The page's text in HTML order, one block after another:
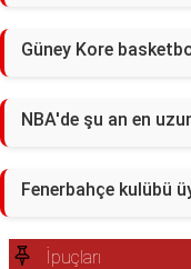
Güney Kore
NBA'de şu an en
Fenerbahçe kulübü
İpuçları